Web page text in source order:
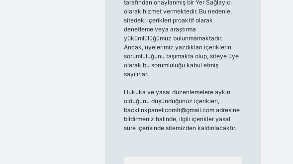
tarafından onaylanmış bir Yer Sağlayıcı
olarak hizmet vermektedir. Bu nedenle,
sitedeki içerikleri proaktif olarak
denetleme veya araştırma
yükümlülüğümüz bulunmamaktadır.
Ancak, üyelerimiz yazdıkları içeriklerin
sorumluluğunu taşımakta olup, siteye üye
olarak bu sorumluluğu kabul etmiş
sayılırlar.
Hukuka ve yasal düzenlemelere aykırı
olduğunu düşündüğünüz içerikleri,
backlinkpanelicomtr@gmail.comadresine
bildirmeniz halinde, ilgili içerikler yasal
süre içerisinde sitemizden kaldırılacaktır.